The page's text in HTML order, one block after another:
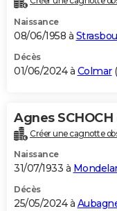
Naissance
08/06/1958 à
Décès
01/06/2024 à Colmar(
Agnes SCHOCH
Créer une cagnotte
Naissance
31/07/1933 à
Décès
25/05/2024 à